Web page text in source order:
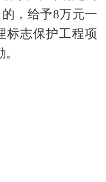
，给予8万元一
标志保护工程项